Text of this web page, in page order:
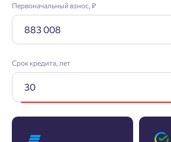
Первоначальный взнос, ₽
Срок кредита, лет
Заявка на ипотеку
Пожалуйста, оставьте ваши